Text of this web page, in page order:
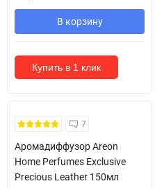
В корзину
Купить в 1 клик
7
Аромадиффузор Areon
Home Perfumes Exclusive
Precious Leather 150мл